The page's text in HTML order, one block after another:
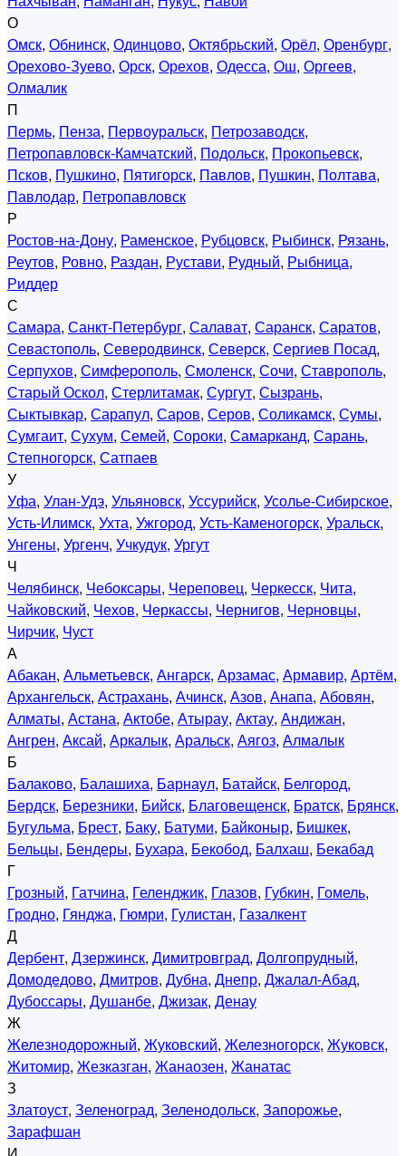
О
Омск, Обнинск, Одинцово, Октябрьский, Орёл, Оренбург,
Орехово-Зуево, Орск, Орехов, Одесса, Ош, Оргеев,
Олмалик
П
Пермь, Пенза, Первоуральск, Петрозаводск,
Петропавловск-Камчатский, Подольск, Прокопьевск,
Псков, Пушкино, Пятигорск, Павлов, Пушкин, Полтава,
Павлодар, Петропавловск
Р
Ростов-на-Дону, Раменское, Рубцовск, Рыбинск, Рязань,
Реутов, Ровно, Раздан, Рустави, Рудный, Рыбница,
Риддер
С
Самара, Санкт-Петербург, Салават, Саранск, Саратов,
Севастополь, Северодвинск, Северск, Сергиев Посад,
Серпухов, Симферополь, Смоленск, Сочи, Ставрополь,
Старый Оскол, Стерлитамак, Сургут, Сызрань,
Сыктывкар, Сарапул, Саров, Серов, Соликамск, Сумы,
Сумгаит, Сухум, Семей, Сороки, Самарканд, Сарань,
Степногорск, Сатпаев
У
Уфа, Улан-Удэ, Ульяновск, Уссурийск, Усолье-Сибирское,
Усть-Илимск, Ухта, Ужгород, Усть-Каменогорск, Уральск,
Унгены, Ургенч, Учкудук, Ургут
Ч
Челябинск, Чебоксары, Череповец, Черкесск, Чита,
Чайковский, Чехов, Черкассы, Чернигов, Черновцы,
Чирчик, Чуст
А
Абакан, Альметьевск, Ангарск, Арзамас, Армавир, Артём,
Архангельск, Астрахань, Ачинск, Азов, Анапа, Абовян,
Алматы, Астана, Актобе, Атырау, Актау, Андижан,
Ангрен, Аксай, Аркалык, Аральск, Аягоз, Алмалык
Б
Балаково, Балашиха, Барнаул, Батайск, Белгород,
Бердск, Березники, Бийск, Благовещенск, Братск, Брянск,
Бугульма, Брест, Баку, Батуми, Байконыр, Бишкек,
Бельцы, Бендеры, Бухара, Бекобод, Балхаш, Бекабад
Г
Грозный, Гатчина, Геленджик, Глазов, Губкин, Гомель,
Гродно, Гянджа, Гюмри, Гулистан, Газалкент
Д
Дербент, Дзержинск, Димитровград, Долгопрудный,
Домодедово, Дмитров, Дубна, Днепр, Джалал-Абад,
Дубоссары, Душанбе, Джизак, Денау
Ж
Железнодорожный, Жуковский, Железногорск, Жуковск,
Житомир, Жезказган, Жанаозен, Жанатас
З
Златоуст, Зеленоград, Зеленодольск, Запорожье,
Зарафшан